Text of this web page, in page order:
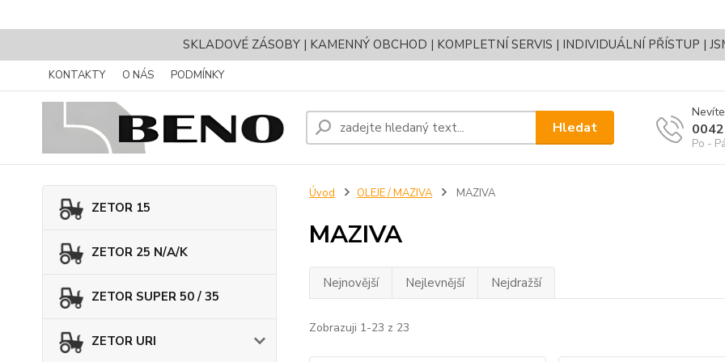
SKLADOVÉ ZÁSOBY | KAMENNÝ OBCHOD | KOMPLETNÍ SERVIS | INDIVIDUÁLNÍ PŘÍSTUP |
KONTAKTY O NÁS PODMÍNKY
Hledat
Po -
ZETOR 15
ZETOR 25 N/A/K
ZETOR SUPER 50 / 35
ZETOR URI
Úvod OLEJE / MAZIVA MAZIVA
MAZIVA
Nejnovější Nejlevnější Nejdražší
Zobrazuji 1-23 z 23